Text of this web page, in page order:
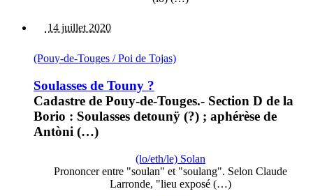
14 juillet 2020
(Pouy-de-Touges / Poi de Tojas)
Soulasses de Touny ?
Cadastre de Pouy-de-Touges.- Section D de la
Borio : Soulasses detounÿ (?) ; aphérèse de
Antòni (…)
(lo/eth/le) Solan
Prononcer entre "soulan" et "soulang". Selon Claude
Larronde, "lieu exposé (…)